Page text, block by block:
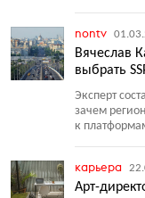
nontv
Вячеслав
выбрать
Эксперт
зачем
к
карьера
Арт-